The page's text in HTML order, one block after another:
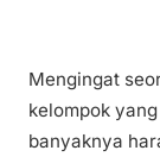
Mengingat
kelompok
banyaknya